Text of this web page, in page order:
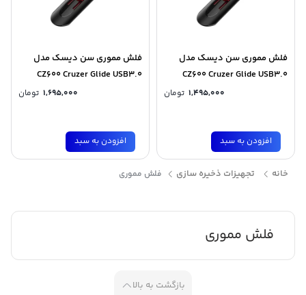
فلش مموری سن دیسک مدل
CZ600 Cruzer Glide USB3.0
1,495,000 تومان
افزودن به سبد
فلش مموری سن دیسک مدل
CZ600 Cruzer Glide USB3.0
1,695,000 تومان
افزودن به سبد
خانه تجهیزات ذخیره سازی فلش مموری
فلش مموری
بازگشت به بالا